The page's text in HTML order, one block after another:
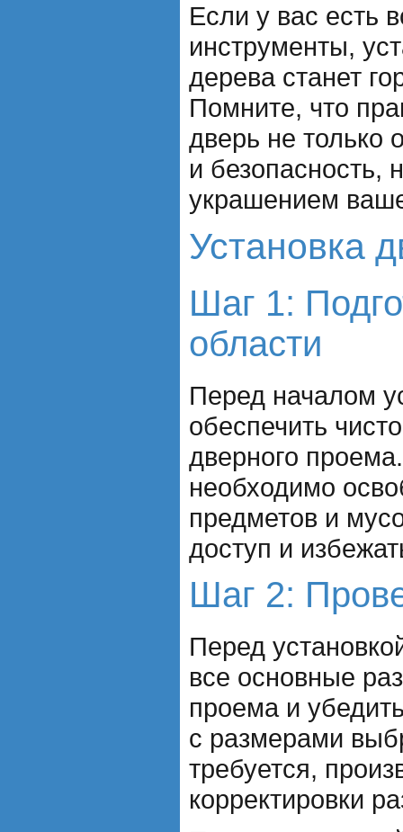
Если у вас есть
инструменты,
дерева станет
Помните, что
дверь не только
и безопасность,
украшением
Установка
Шаг 1:
области
Перед началом
обеспечить
дверного
необходимо
предметов и
доступ и
Шаг 2:
Перед
все основные
проема и
с размерами
требуется,
корректировки